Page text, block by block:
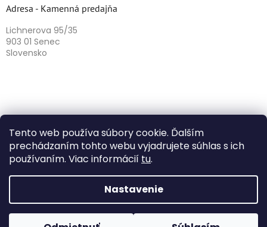
Tento web používa súbory cookie. Ďalším
prechádzaním tohto webu vyjadrujete súhlas s ich
používaním. Viac informácií tu.
Nastavenie
Adresa - Kamenná predajňa
Lichnerova 95/35
903 01 Senec
Slovensko
Copyright 2026Herbazika. Všetky práva vyhradené.